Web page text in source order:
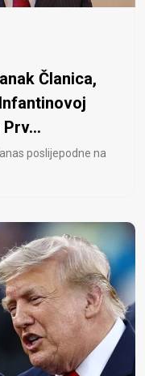
Članica,
poslijepodne na